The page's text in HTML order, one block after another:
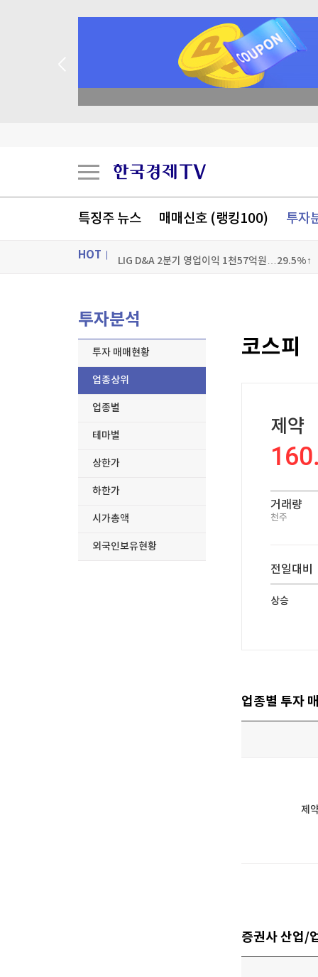
특징주 뉴스 매매신호 (랭킹100) 투자
HOT
키움증권, 트래블월렛과 업무협약…디지털 자산·
휴젤 2분기 영업이익 560억원…1.1%↓(종합)
용산구 "정부의 용산공원 주택공급 추진에 반대"
LIG D&A 2분기 영업이익 1천57억원…29.5%↑
"나야, '흑백요리사' 시즌3"
[온에어] 마켓워치
키움증권, 트래블월렛과 업무협약…디지털 자산·
한국경제TV
머니팜 모닝라이브
굿모닝 작전
오늘장 뭐사지?
[오후5시] 뉴스플러스
증권
글로벌경제
미네르바아카데미
스페셜강의
증권 데이터
매매신호 (랭킹
국내증시
투자분석
투자 매매현황
업종상위
업종별
테마별
상한가
하한가
시가총액
외국인보유현황
코스피
제약
거래량
천주
전일대비
상승
업종별 투자
제
증권사 산업/